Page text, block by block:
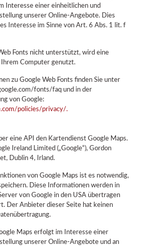
Interesse einer einheitlichen und
unserer Online-Angebote. Dies
Interesse im Sinne von Art. 6 Abs. 1 lit. f
Fonts nicht unterstützt, wird eine
Computer genutzt.
zu Google Web Fonts finden Sie unter
fonts/faq und in der
von Google:
policies/privacy/.
eine API den Kartendienst Google Maps.
Ireland Limited („Google“), Gordon
Dublin 4, Irland.
von Google Maps ist es notwendig,
Diese Informationen werden in
von Google in den USA übertragen
Der Anbieter dieser Seite hat keinen
Maps erfolgt im Interesse einer
unserer Online-Angebote und an